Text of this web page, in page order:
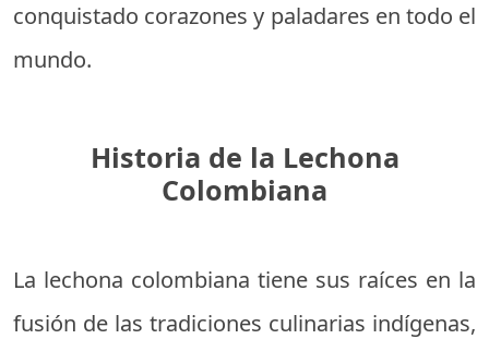
conquistado corazones y paladares en todo el
mundo.
Historia de la Lechona
Colombiana
La lechona colombiana tiene sus raíces en la
fusión de las tradiciones culinarias indígenas,